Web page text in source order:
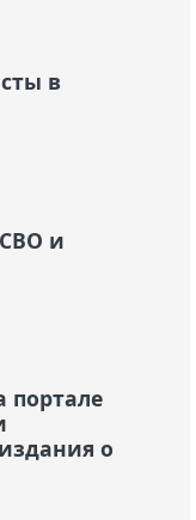
в
и
портале
о